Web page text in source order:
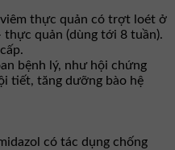
thực quản có trợt loét ở
quản (dùng tới 8 tuần).
bệnh lý, như hội chứng
tiết, tăng dưỡng bào hệ
có tác dụng chống